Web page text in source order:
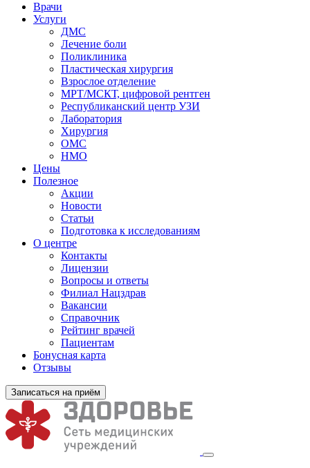
Врачи
Услуги
ДМС
Лечение боли
Поликлиника
Пластическая хирургия
Взрослое отделение
МРТ/МСКТ, цифровой рентген
Республиканский центр УЗИ
Лаборатория
Хирургия
ОМС
НМО
Цены
Полезное
Акции
Новости
Статьи
Подготовка к исследованиям
О центре
Контакты
Лицензии
Вопросы и ответы
Филиал Нацздрав
Вакансии
Справочник
Рейтинг врачей
Пациентам
Бонусная карта
Отзывы
Записаться на приём